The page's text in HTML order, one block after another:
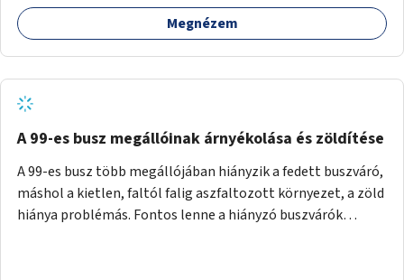
Megnézem
A 99-es busz megállóinak árnyékolása és zöldítése
A 99-es busz több megállójában hiányzik a fedett buszváró,
máshol a kietlen, faltól falig aszfaltozott környezet, a zöld
hiánya problémás. Fontos lenne a hiányzó buszvárók